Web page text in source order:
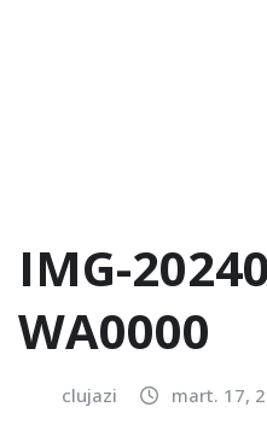
IMG-
WA0000
clujazi mart. 17,